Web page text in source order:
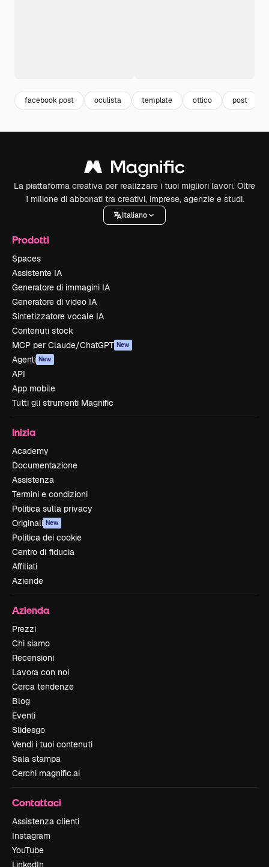
facebook post oculista template ottico post
La piattaforma creativa per realizzare i tuoi migliori lavori. Oltre
1 milione di abbonati tra creativi, imprese, agenzie e studi.
Italiano
Prodotti
Spaces
Assistente IA
Generatore di immagini IA
Generatore di video IA
Sintetizzatore vocale IA
Contenuti stock
MCP per Claude/ChatGPT New
Agenti New
API
App mobile
Tutti gli strumenti Magnific
Inizia
Academy
Documentazione
Assistenza
Termini e condizioni
Politica sulla privacy
Originali New
Politica dei cookie
Centro di fiducia
Affiliati
Aziende
Azienda
Prezzi
Chi siamo
Recensioni
Lavora con noi
Cerca tendenze
Blog
Eventi
Slidesgo
Vendi i tuoi contenuti
Sala stampa
Cerchi magnific.ai
Contattaci
Assistenza clienti
Instagram
YouTube
LinkedIn